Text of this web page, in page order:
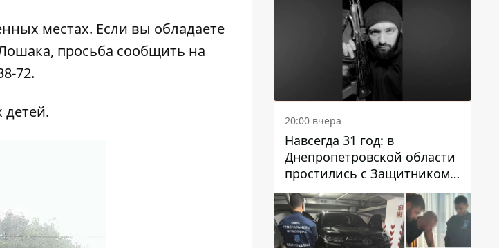
местах. Если вы обладаете
просьба сообщить на
72.
. 20:00 вчера
Навсегда 31 год: в
Днепропетровской области
простились с Защитником
Александром Репиным